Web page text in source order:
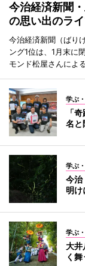
今治経済新聞
の思い出のラ
今治経済新聞（ばり
ング1位は、1月末に
モンド松屋さんによ
学ぶ
「
名と
学ぶ
今治
明け
学ぶ
大
く